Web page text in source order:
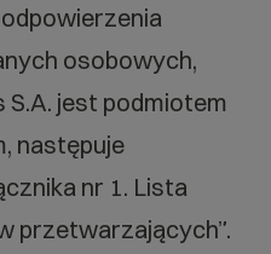
osobowych,
S.A. jest podmiotem
następuje
nr 1. Lista
przetwarzających”.